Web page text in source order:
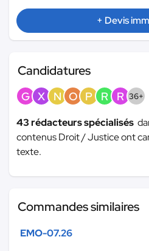
+ Devis
Candidatures
G X N O P R R 36+
43 rédacteurs spécialisés
contenus Droit / Justice ont
texte.
Commandes similaires
EMO-07.26